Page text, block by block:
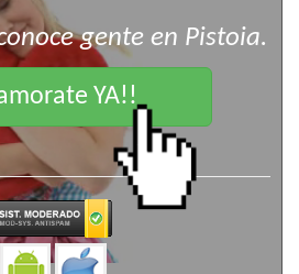
gente en Pistoia.
YA!!